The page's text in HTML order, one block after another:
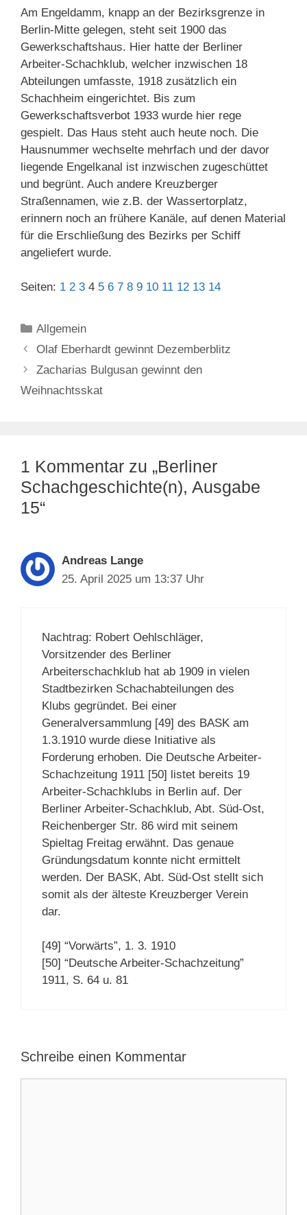
Am Engeldamm, knapp an der Bezirksgrenze in
Berlin-Mitte gelegen, steht seit 1900 das
Gewerkschaftshaus. Hier hatte der Berliner
Arbeiter-Schachklub, welcher inzwischen 18
Abteilungen umfasste, 1918 zusätzlich ein
Schachheim eingerichtet. Bis zum
Gewerkschaftsverbot 1933 wurde hier rege
gespielt. Das Haus steht auch heute noch. Die
Hausnummer wechselte mehrfach und der davor
liegende Engelkanal ist inzwischen zugeschüttet
und begrünt. Auch andere Kreuzberger
Straßennamen, wie z.B. der Wassertorplatz,
erinnern noch an frühere Kanäle, auf denen Material
für die Erschließung des Bezirks per Schiff
angeliefert wurde.
Seiten: 1 2 3 4 5 6 7 8 9 10 11 12 13 14
Kategorien
Allgemein
Olaf Eberhardt gewinnt Dezemberblitz
Zacharias Bulgusan gewinnt den
Weihnachtsskat
1 Kommentar zu „Berliner
Schachgeschichte(n), Ausgabe
15“
Andreas Lange
25. April 2025 um 13:37 Uhr
Nachtrag: Robert Oehlschläger,
Vorsitzender des Berliner
Arbeiterschachklub hat ab 1909 in vielen
Stadtbezirken Schachabteilungen des
Klubs gegründet. Bei einer
Generalversammlung [49] des BASK am
1.3.1910 wurde diese Initiative als
Forderung erhoben. Die Deutsche Arbeiter-
Schachzeitung 1911 [50] listet bereits 19
Arbeiter-Schachklubs in Berlin auf. Der
Berliner Arbeiter-Schachklub, Abt. Süd-Ost,
Reichenberger Str. 86 wird mit seinem
Spieltag Freitag erwähnt. Das genaue
Gründungsdatum konnte nicht ermittelt
werden. Der BASK, Abt. Süd-Ost stellt sich
somit als der älteste Kreuzberger Verein
dar.
[49] “Vorwärts”, 1. 3. 1910
[50] “Deutsche Arbeiter-Schachzeitung”
1911, S. 64 u. 81
Schreibe einen Kommentar